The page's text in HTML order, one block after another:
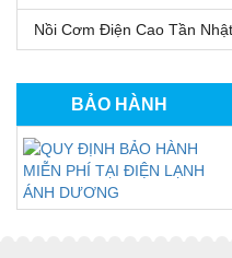
Nồi Cơm Điện Cao Tần
BẢO HÀNH